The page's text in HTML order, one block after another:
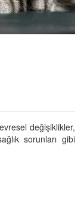
değişiklikler,
sorunları gibi